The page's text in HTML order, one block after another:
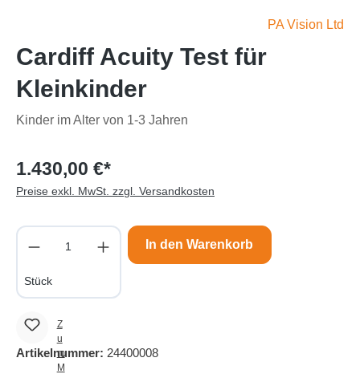
PA Vision Ltd
Cardiff Acuity Test für
Kleinkinder
Kinder im Alter von 1-3 Jahren
1.430,00 €*
Preise exkl. MwSt. zzgl. Versandkosten
Produkt Anzahl: Gib den gewünschten
Stück
In den Warenkorb
Z
u
m
M
Artikelnummer: 24400008